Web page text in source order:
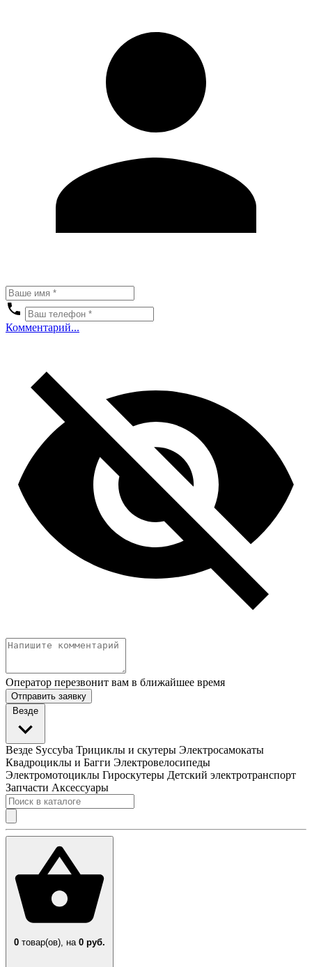
Комментарий...
Оператор перезвонит вам в ближайшее время
Отправить заявку
Везде
Везде Syccyba Трициклы и скутеры Электросамокаты
Квадроциклы и Багги Электровелосипеды
Электромотоциклы Гироскутеры Детский электротранспорт
Запчасти Аксессуары
0 товар(ов), на 0 руб.